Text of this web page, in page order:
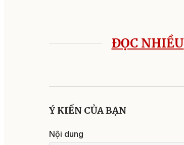
ĐỌC NHIỀU
Ý KIẾN CỦA BẠN
Nội dung